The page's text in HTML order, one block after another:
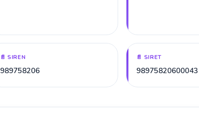
📄 SIREN
989758206
📄 SIRET
98975820600043